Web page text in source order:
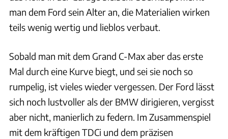
man dem Ford sein Alter an, die Materialien wirken
teils wenig wertig und lieblos verbaut.
Sobald man mit dem Grand C-Max aber das erste
Mal durch eine Kurve biegt, und sei sie noch so
rumpelig, ist vieles wieder vergessen. Der Ford lässt
sich noch lustvoller als der BMW dirigieren, vergisst
aber nicht, manierlich zu federn. Im Zusammenspiel
mit dem kräftigen TDCi und dem präzisen